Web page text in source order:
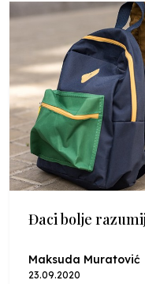
Đaci bolje
Maksuda Muratović
23.09.2020